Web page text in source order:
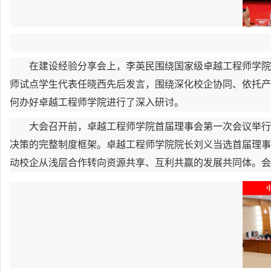
在建设经验分享会上，李英民围绕国家级卓越工程师学
师试点学生代表任晓西先后发言，围绕深化校企协同、依托
何办好卓越工程师学院进行了深入研讨。
大会召开前，卓越工程师学院首届理事会第一次会议举
决策的完整制度框架。卓越工程师学院院长刘义当选首届理
动校企从浅层合作转向资源共享、互利共赢的发展共同体。